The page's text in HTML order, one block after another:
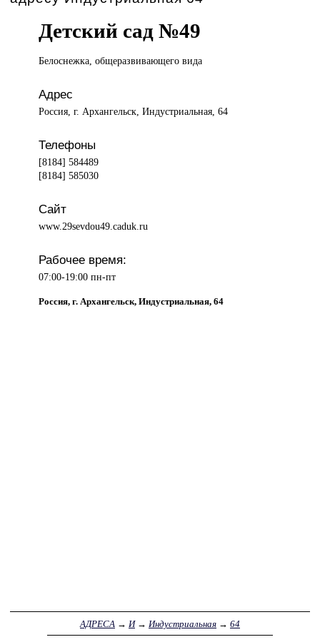
Детский сад №49
Белоснежка, общеразвивающеговида
Адрес
Россия, г. Архангельск, Индустриальная, 64
Телефоны
[8184] 584489
[8184] 585030
Сайт
www.29sevdou49.caduk.ru
Рабочее время:
07:00-19:00 пн-пт
Россия, г. Архангельск, Индустриальная, 64
АДРЕСА → И→ Индустриальная → 64